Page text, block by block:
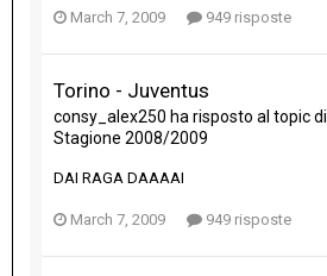
March 7, 2009 949 risposte
Torino - Juventus
consy_alex250 ha risposto al topic di
Stagione 2008/2009
DAI RAGA DAAAAI
March 7, 2009 949 risposte